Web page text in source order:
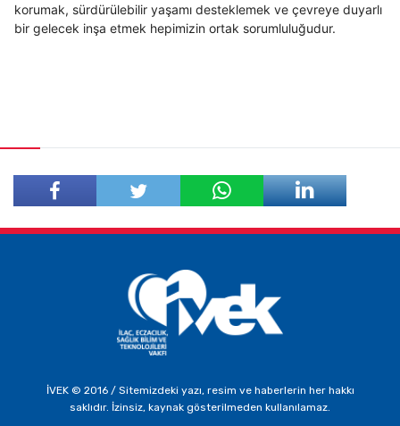
korumak, sürdürülebilir yaşamı desteklemek ve çevreye duyarlı
bir gelecek inşa etmek hepimizin ortak sorumluluğudur.
İVEK © 2016 / Sitemizdeki yazı, resim ve haberlerin her hakkı
saklıdır. İzinsiz, kaynak gösterilmeden kullanılamaz.